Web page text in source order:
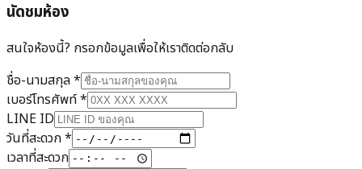
นัดชมห้อง
สนใจห้องนี้? กรอกข้อมูลเพื่อให้เราติดต่อกลับ
ชื่อ-นามสกุล*
เบอร์โทรศัพท์*
LINE ID
วันที่สะดวก*
เวลาที่สะดวก